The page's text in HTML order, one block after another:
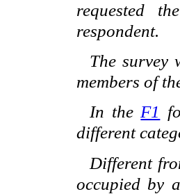
requested
respondent.
The survey
members of
In the F1
different
Different
occupied by